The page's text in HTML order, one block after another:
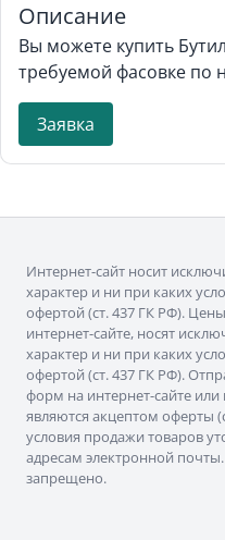
Описание
Вы можете купить
требуемой фасовке по
Заявка
Интернет-сайт носит
характер и ни при каких
офертой (ст. 437 ГК РФ).
интернет-сайте, носят
характер и ни при каких
офертой (ст. 437 ГК РФ).
форм на интернет-сайте
являются акцептом оферты
условия продажи товаров
адресам электронной
запрещено.